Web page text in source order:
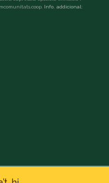
Info. addicional: